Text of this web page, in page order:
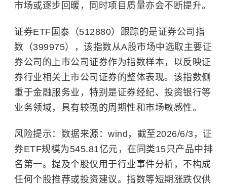
市场或逐步回暖，同时项目质量亦会不断提升。
证券ETF国泰（512880）跟踪的是证券公司指
数（399975），该指数从A股市场中选取主要证
券公司的上市公司证券作为指数样本，以反映证
券行业相关上市公司证券的整体表现。该指数侧
重于金融服务业，特别是证券经纪、投资银行等
业务领域，具有较强的周期性和市场敏感性。
风险提示：数据来源：wind，截至2026/6/3，证
券ETF规模为545.81亿元，在同类15只产品中排
名第一。提及个股仅用于行业事件分析，不构成
任何个股推荐或投资建议。指数等短期涨跌仅供